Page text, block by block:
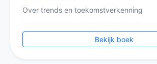
Over trends en toekomstverkenning
Bekijk boek